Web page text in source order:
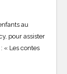
au
pour assister
« Les contes